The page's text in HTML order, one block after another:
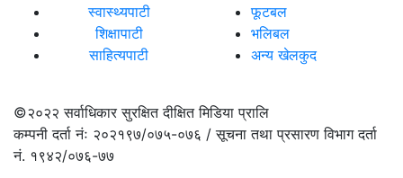
स्वास्थ्यपाटी
शिक्षापाटी
साहित्यपाटी
फूटबल
भलिबल
अन्य खेलकुद
©२०२२सर्वाधिकार सुरक्षित दीक्षित मिडिया प्रालि
कम्पनी दर्ता नंः २०२१९७/०७५-०७६ / सूचना तथा प्रसारण विभाग दर्ता
नं. १९४२/०७६-७७